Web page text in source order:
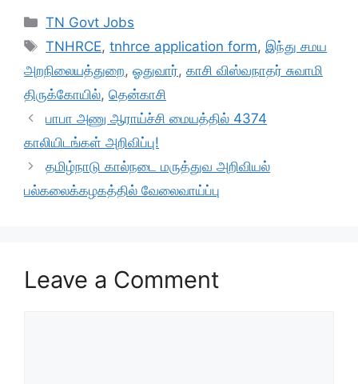
c
e
b
o
o
k
at
s
A
p
p
e
gr
a
m
e
Categories
TN Govt Jobs
Tags
TNHRCE,tnhrce application form, இந்து சமய
அறநிலையத்துறை, ஓதுவார், காசி விஸ்வநாதர் சுவாமி
திருக்கோயில், தென்காசி
பாபா அணு ஆராய்ச்சி மையத்தில் 4374
காலியிடங்கள் அறிவிப்பு!
தமிழ்நாடு கால்நடை மருத்துவ அறிவியல்
பல்கலைக்கழகத்தில் வேலைவாய்ப்பு
Leave a Comment